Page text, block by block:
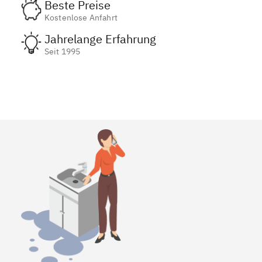
Beste Preise
Kostenlose Anfahrt
Jahrelange Erfahrung
Seit 1995